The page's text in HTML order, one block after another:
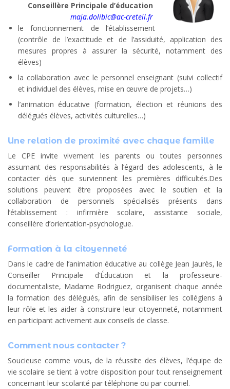
Conseillère Principale d’éducation
maja.dolibic@ac-creteil.fr
le fonctionnement de l’établissement
(contrôle de l’exactitude et de l’assiduité, application des
mesures propres à assurer la sécurité, notamment des
élèves)
la collaboration avec le personnel enseignant (suivi collectif
et individuel des élèves, mise en œuvre de projets…)
l’animation éducative (formation, élection et réunions des
délégués élèves, activités culturelles…)
Une relation de proximité avec chaque famille
Le CPE invite vivement les parents ou toutes personnes
assumant des responsabilités à l’égard des adolescents, à le
contacter dès que surviennent les premières difficultés.Des
solutions peuvent être proposées avec le soutien et la
collaboration de personnels spécialisés présents dans
l’établissement : infirmière scolaire, assistante sociale,
conseillère d’orientation-psychologue.
Formation à la citoyenneté
Dans le cadre de l’animation éducative au collège Jean Jaurès, le
Conseiller Principale d’Éducation et la professeure-
documentaliste, Madame Rodriguez, organisent chaque année
la formation des délégués, afin de sensibiliser les collégiens à
leur rôle et les aider à construire leur citoyenneté, notamment
en participant activement aux conseils de classe.
Comment nous contacter ?
Soucieuse comme vous, de la réussite des élèves, l’équipe de
vie scolaire se tient à votre disposition pour tout renseignement
concernant leur scolarité par téléphone ou par courriel.